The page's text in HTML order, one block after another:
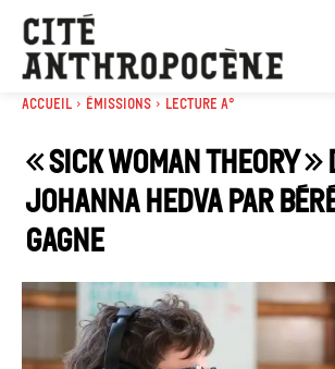
Accueil Émissions Lecture A°
« Sick Woman Theory »
Johanna Hedva par
Gagne